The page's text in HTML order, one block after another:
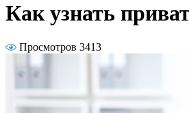
Как узнать
Просмотров 3413